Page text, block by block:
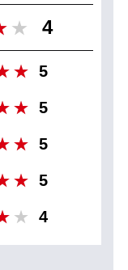
4
5
5
5
5
4